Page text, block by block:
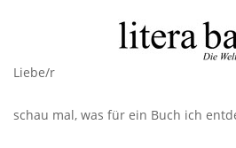
Liebe/r
schau mal, was für ein Buch ich